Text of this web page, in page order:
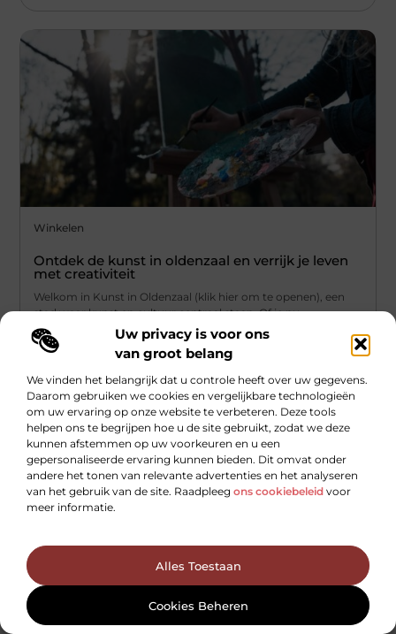
Uw privacy is voor ons
van groot belang
We vinden het belangrijk dat u controle heeft over uw gegevens.
Daarom gebruiken we cookies en vergelijkbare technologieën
om uw ervaring op onze website te verbeteren. Deze tools
helpen ons te begrijpen hoe u de site gebruikt, zodat we deze
kunnen afstemmen op uw voorkeuren en u een
gepersonaliseerde ervaring kunnen bieden. Dit omvat onder
andere het tonen van relevante advertenties en het analyseren
van het gebruik van de site. Raadpleeg ons cookiebeleid voor
meer informatie.
Alles Toestaan
Cookies Beheren
Winkelen
Ontdek de kunst in oldenzaal en verrijk je leven
met creativiteit
Welkom in Kunst in Oldenzaal (klik hier om te openen), een
stad waar kunst en cultuur centraal staan. Of je nu
...